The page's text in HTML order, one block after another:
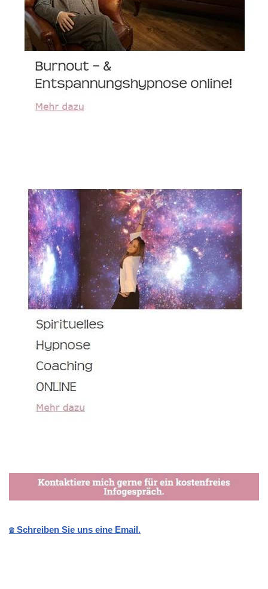
☎️ Schreiben Sie uns eine Email.